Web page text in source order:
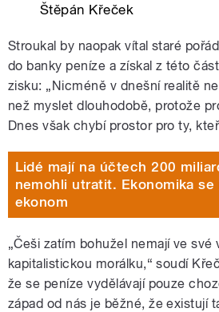
Štěpán Křeček
Stroukal by naopak vítal staré
do banky peníze a získal z této
zisku: „Nicméně v dnešní realitě
než myslet dlouhodobě, protože
Dnes však chybí prostor pro ty,
Lidé mají na účtech 200
nemohli utratit. Ekonomika
ekonom
„Češi zatím bohužel nemají ve své
kapitalistickou morálku,“ soudí
že se peníze vydělávají pouze
západ od nás je běžné, že existují